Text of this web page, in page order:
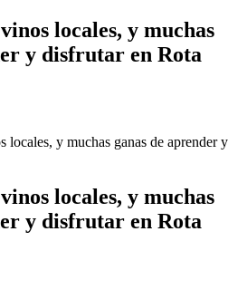
locales, y muchas
y disfrutar en Rota
locales, y muchas ganas de aprender y
locales, y muchas
y disfrutar en Rota